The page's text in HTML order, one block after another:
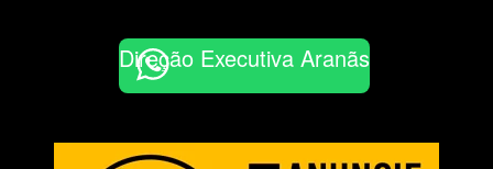
Direção Executiva Aranãs